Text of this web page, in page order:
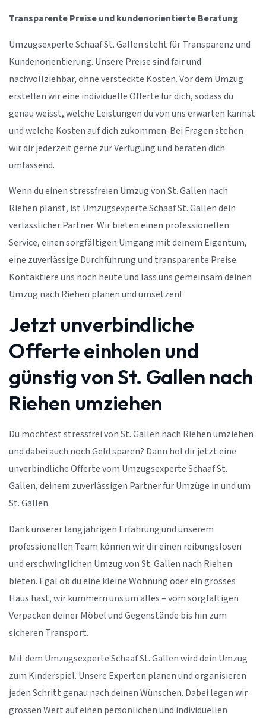
Transparente Preise und kundenorientierte Beratung
Umzugsexperte Schaaf St. Gallen steht für Transparenz und
Kundenorientierung. Unsere Preise sind fair und
nachvollziehbar, ohne versteckte Kosten. Vor dem Umzug
erstellen wir eine individuelle Offerte für dich, sodass du
genau weisst, welche Leistungen du von uns erwarten kannst
und welche Kosten auf dich zukommen. Bei Fragen stehen
wir dir jederzeit gerne zur Verfügung und beraten dich
umfassend.
Wenn du einen stressfreien Umzug von St. Gallen nach
Riehen planst, ist Umzugsexperte Schaaf St. Gallen dein
verlässlicher Partner. Wir bieten einen professionellen
Service, einen sorgfältigen Umgang mit deinem Eigentum,
eine zuverlässige Durchführung und transparente Preise.
Kontaktiere uns noch heute und lass uns gemeinsam deinen
Umzug nach Riehen planen und umsetzen!
Jetzt unverbindliche
Offerte einholen und
günstig von St. Gallen nach
Riehen umziehen
Du möchtest stressfrei von St. Gallen nach Riehen umziehen
und dabei auch noch Geld sparen? Dann hol dir jetzt eine
unverbindliche Offerte vom Umzugsexperte Schaaf St.
Gallen, deinem zuverlässigen Partner für Umzüge in und um
St. Gallen.
Dank unserer langjährigen Erfahrung und unserem
professionellen Team können wir dir einen reibungslosen
und erschwinglichen Umzug von St. Gallen nach Riehen
bieten. Egal ob du eine kleine Wohnung oder ein grosses
Haus hast, wir kümmern uns um alles – vom sorgfältigen
Verpacken deiner Möbel und Gegenstände bis hin zum
sicheren Transport.
Mit dem Umzugsexperte Schaaf St. Gallen wird dein Umzug
zum Kinderspiel. Unsere Experten planen und organisieren
jeden Schritt genau nach deinen Wünschen. Dabei legen wir
grossen Wert auf einen persönlichen und individuellen